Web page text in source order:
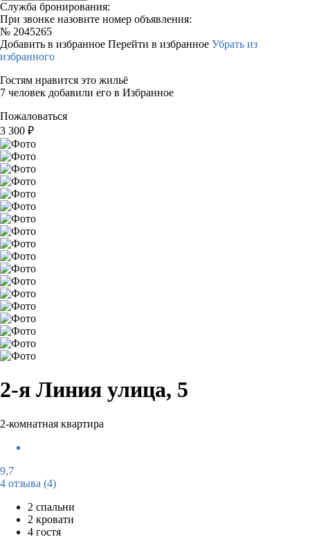
Служба бронирования:
При звонке назовите номер объявления:
№ 2045265
Добавить в избранное Перейти в избранное Убрать из
избранного
Гостям нравится это жильё
7 человек добавили его в Избранное
Пожаловаться
3 300 ₽
2-я Линия улица, 5
2-комнатная квартира
9,7
4 отзыва (4)
2 спальни
2 кровати
4 гостя